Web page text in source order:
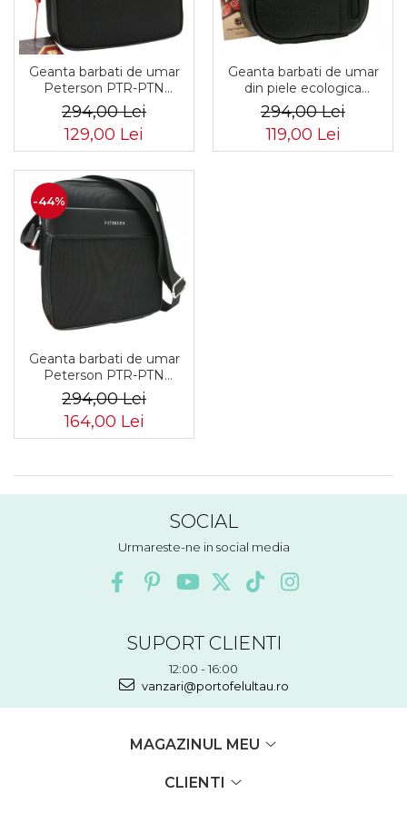
Geanta barbati de umar
Peterson PTR-PTN
788801-0334 BL
294,00 Lei
129,00 Lei
Geanta barbati de umar
din piele ecologica
Peterson PTR-PTN 8023-
MACRO-0303
294,00 Lei
119,00 Lei
-44%
Geanta barbati de umar
Peterson PTR-PTN
788803-0358 BL
294,00 Lei
164,00 Lei
SOCIAL
Urmareste-ne in social media
SUPORT CLIENTI
12:00 - 16:00
vanzari@portofelultau.ro
MAGAZINUL MEU
CLIENTI